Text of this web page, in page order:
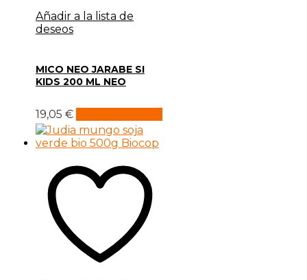
Añadir a la lista de
deseos
MICO NEO JARABE SI
KIDS 200 ML NEO
19,05 €